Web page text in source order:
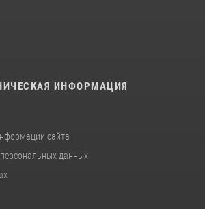
ИНФОРМАЦИЯ
сайта
данных